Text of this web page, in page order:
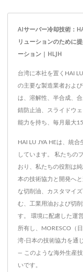
AIサーバー冷却技術：
リューションのために
ーション | HLJH
台湾に本社を置くHAI
の主要な製造業者およ
は、溶解性、半合成、
錆防止油、スライドウ
能力を持ち、毎月最大
HAI LU JYA HEは、統
しています。 私たちの
おり、私たちの役割は
本の技術協力と開発へ
な切削油、カスタマイ
む、工業用油および切
す。 環境に配慮した運
所有し、MORESCO（
湾-日本の技術協力を通
— このような海外生産
いです。